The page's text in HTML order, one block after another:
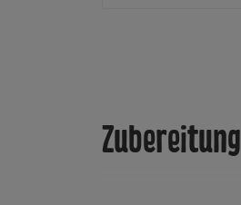
Zubereitung